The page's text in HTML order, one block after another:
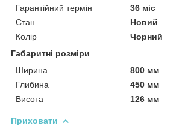
Гарантійний термін
36 міс
Стан
Новий
Колір
Чорний
Габаритні розміри
Ширина
800 мм
Глибина
450 мм
Висота
126 мм
Приховати